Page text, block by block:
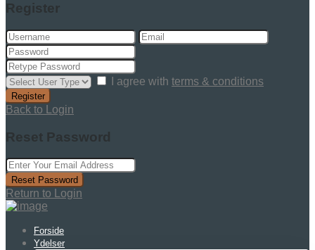
Register
I agree with terms & conditions
Register
Back to Login
Reset Password
Reset Password
Return to Login
Forside
Ydelser